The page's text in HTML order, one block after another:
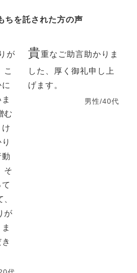
ちを託された方の声
が
こ
む
そ
が
貴重なご助言助かりま
した、厚く御礼申し上
げます。
男性/40代